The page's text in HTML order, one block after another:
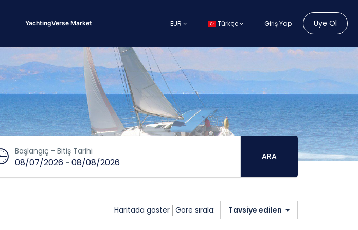
YachtingVerse Market EUR Türkçe Giriş Yap Üye Ol
Başlangıç - Bitiş Tarihi
08/07/2026 - 08/08/2026
ARA
Haritada göster Göre sırala:
Tavsiye edilen